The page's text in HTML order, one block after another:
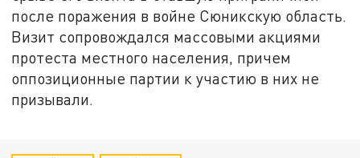
после поражения в войне Сюникскую область.
Визит сопровождался массовыми акциями
протеста местного населения, причем
оппозиционные партии к участию в них не
призывали.